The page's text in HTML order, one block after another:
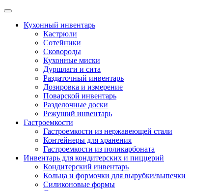
Skip
contentКухонный инвентарь
Кастрюли
Сотейники
Сковороды
Кухонные миски
Дуршлаги и сита
Раздаточный инвентарь
Дозировка и измерение
Поварской инвентарь
Разделочные доски
Режущий инвентарь
Гастроемкости
Гастроемкости из нержавеющей стали
Контейнеры для хранения
Гастроемкости из поликарбоната
Инвентарь для кондитерских и пиццерий
Кондитерский инвентарь
Кольца и формочки для вырубки/выпечки
Силиконовые формы